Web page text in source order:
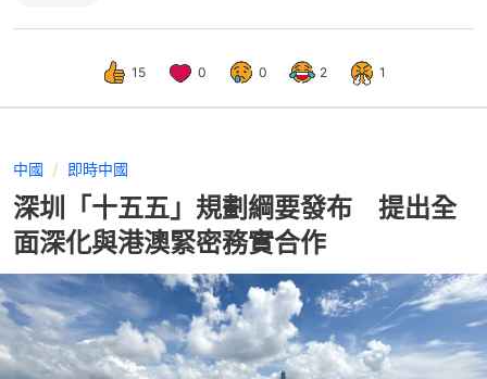
15 0 0 2 1
中國 即時中國
深圳「十五五」規劃綱要發布 提出全
面深化與港澳緊密務實合作